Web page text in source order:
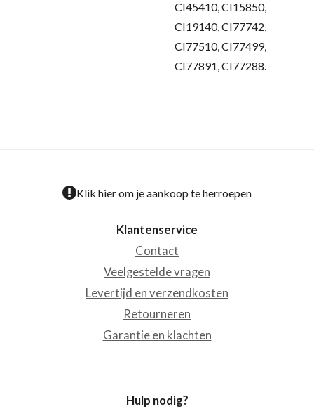
CI45410, CI15850,
CI19140, CI77742,
CI77510, CI77499,
CI77891, CI77288.
Klik hier om je aankoop te herroepen
Klantenservice
Contact
Veelgestelde vragen
Levertijd en verzendkosten
Retourneren
Garantie en klachten
Hulp nodig?